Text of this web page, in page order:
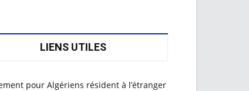
LIENS UTILES
pour Algériens résident à l’étranger